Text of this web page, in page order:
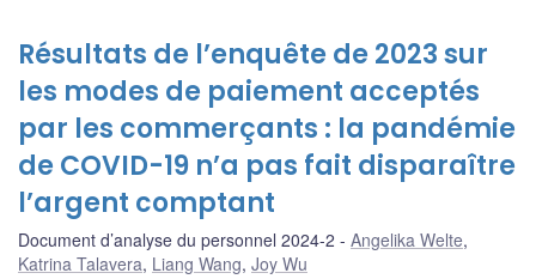
Résultats de l’enquête de 2023 sur
les modes de paiement acceptés
par les commerçants : la pandémie
de COVID-19 n’a pas fait disparaître
l’argent comptant
Document d’analyse du personnel 2024-2 Angelika Welte,
Katrina Talavera, Liang Wang, Joy Wu